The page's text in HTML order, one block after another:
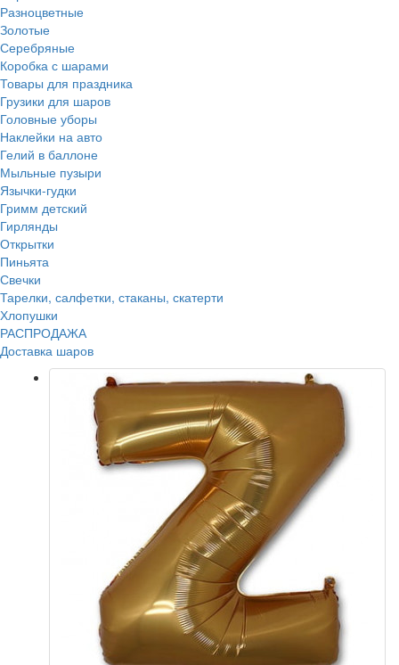
Разноцветные
Золотые
Серебряные
Коробка с шарами
Товары для праздника
Грузики для шаров
Головные уборы
Наклейки на авто
Гелий в баллоне
Мыльные пузыри
Язычки-гудки
Гримм детский
Гирлянды
Открытки
Пиньята
Свечки
Тарелки, салфетки, стаканы, скатерти
Хлопушки
РАСПРОДАЖА
Доставка шаров